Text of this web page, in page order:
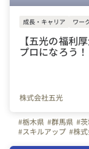
成長・キャリア ワー
【五光の福利
プロになろう！
株式会社五光
#栃木県 #群馬県 #
#スキルアップ #株